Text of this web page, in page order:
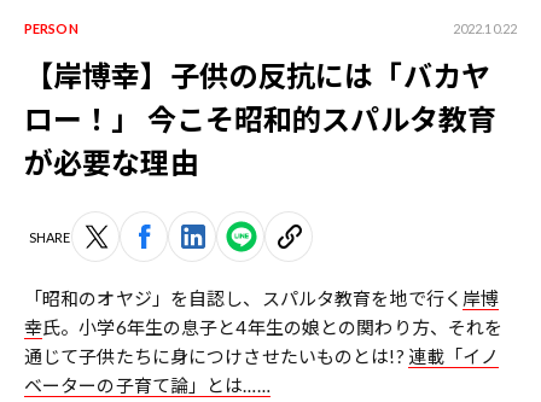
PERSON 2022.10.22
【岸博幸】子供の反抗には「バカヤ
ロー！」 今こそ昭和的スパルタ教育
が必要な理由
SHARE
「昭和のオヤジ」を自認し、スパルタ教育を地で行く 岸博
幸氏。小学6年生の息子と4年生の娘との関わり方、それを
通じて子供たちに身につけさせたいものとは!? 連載「イノ
ベーターの子育て論」とは……